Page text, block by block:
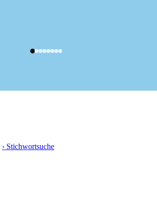
› Stichwortsuche